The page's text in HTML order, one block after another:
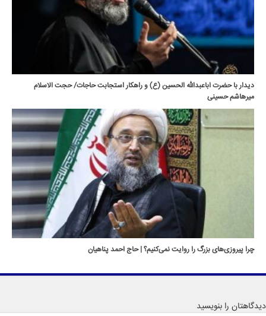
دیدار با حضرت اباعبدالله الحسین (ع) و راهکار استجابت حاجات/ حجت الاسلام
میرهاشم حسینی
چرا پیروزی‌های بزرگ را روایت نمی‌کنیم؟ | حاج احمد پناهیان
دیدگاهتان را بنویسید